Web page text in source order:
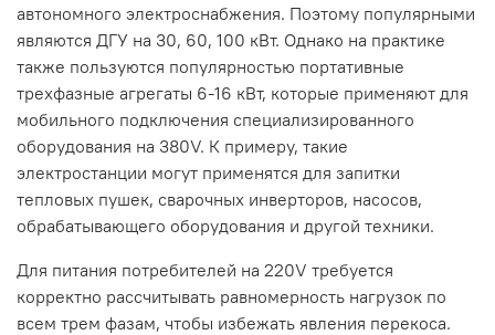
автономного электроснабжения. Поэтому популярными
являются ДГУ на 30, 60, 100 кВт. Однако на практике
также пользуются популярностью портативные
трехфазные агрегаты 6-16 кВт, которые применяют для
мобильного подключения специализированного
оборудования на 380V. К примеру, такие
электростанции могут применятся для запитки
тепловых пушек, сварочных инверторов, насосов,
обрабатывающего оборудования и другой техники.
Для питания потребителей на 220V требуется
корректно рассчитывать равномерность нагрузок по
всем трем фазам, чтобы избежать явления перекоса.